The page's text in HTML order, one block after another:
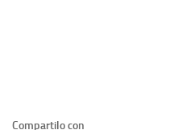
Compartilo con